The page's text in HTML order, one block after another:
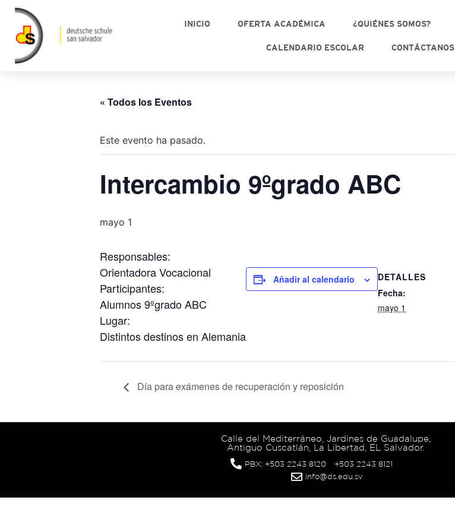
INICIO OFERTA ACADÉMICA ¿QUIÉNES SOMOS?
CALENDARIO ESCOLAR CONTÁCTANOS
« Todos los Eventos
Este evento ha pasado.
Intercambio 9ºgrado ABC
mayo 1
Responsables:
Orientadora Vocacional
Participantes:
Alumnos 9ºgrado ABC
Lugar:
Distintos destinos en Alemania
Añadir al calendario
DETALLES
Fecha:
mayo 1
Día para exámenes de recuperación y reposición
Calle del Mediterráneo, Jardines de Guadalupe,
Antiguo Cuscatlán, La Libertad, EL Salvador.
PBX: +503 2243 8120
+503 2243 8121
info@ds.edu.sv